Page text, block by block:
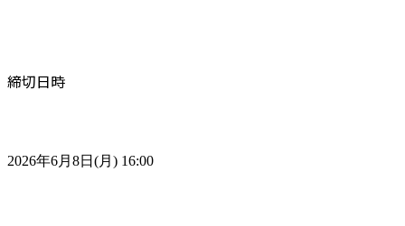
締切日時
2026年6月8日(月) 16:00